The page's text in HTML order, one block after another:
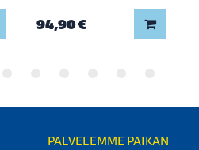
koriin
94,90 € Lisää
PALVELEMME PAIKAN